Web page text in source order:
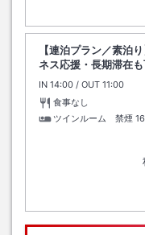
【連泊プラン／素泊
ネス応援・長期滞在
IN チェックイン
14:00 / OUT チェックア
11:00
食事なし
ツインルーム 禁煙